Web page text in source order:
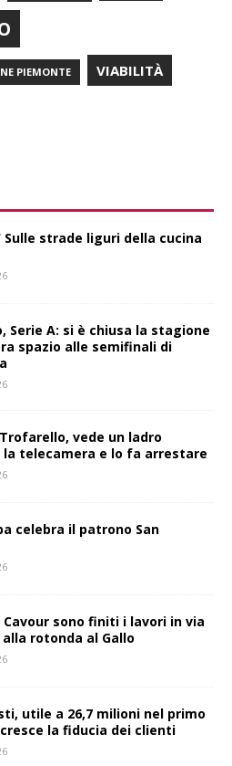
PIEMONTE VIABILITÀ
/ Sulle strade liguri della cucina
Serie A: si è chiusa la stagione
spazio alle semifinali di
vede un ladro
telecamera e lo fa arrestare
celebra il patrono San
Cavour sono finiti i lavori in via
rotonda al Gallo
utile a 26,7 milioni nel primo
la fiducia dei clienti